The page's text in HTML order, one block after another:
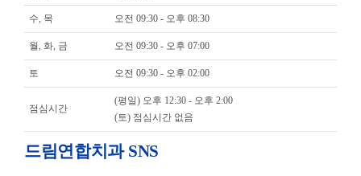
수, 목 오전 09:30 - 오후 08:30
월, 화, 금 오전 09:30 - 오후 07:00
토 오전 09:30 - 오후 02:00
점심시간
(평일) 오후 12:30 - 오후 2:00
(토) 점심시간 없음
드림연합치과 SNS